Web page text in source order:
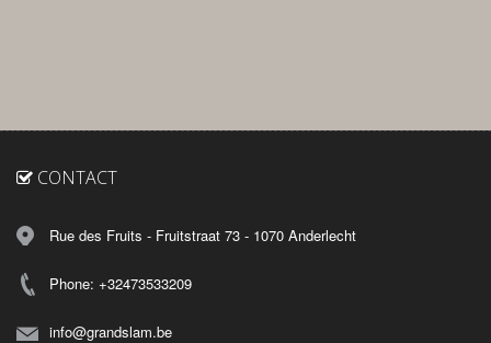
CONTACT
Rue des Fruits - Fruitstraat 73 - 1070 Anderlecht
Phone: +32473533209
info@grandslam.be